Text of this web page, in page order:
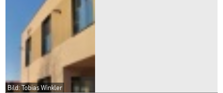
Bild: Tobias Winkler